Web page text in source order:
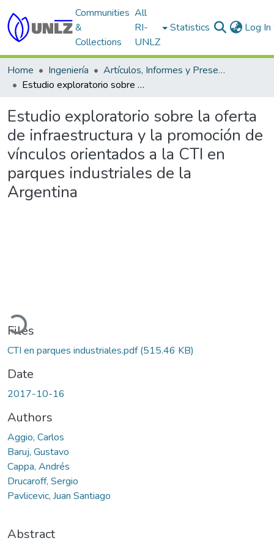
Communities
&
Collections
All
RI-
UNLZ
Statistics Log In
Home Ingeniería
Artículos, Informes y Presentaciones en Congresos
Estudio exploratorio sobre la oferta de infraestructura y la promoción de vínculos orientados a la CTI en parques industriales de la Argentina
Estudio exploratorio sobre la oferta
de infraestructura y la promoción de
vínculos orientados a la CTI en
parques industriales de la
Argentina
Loading...
Files
CTI en parques industriales.pdf(515.46 KB)
Date
2017-10-16
Authors
Aggio, Carlos
Baruj, Gustavo
Cappa, Andrés
Drucaroff, Sergio
Pavlicevic, Juan Santiago
Abstract